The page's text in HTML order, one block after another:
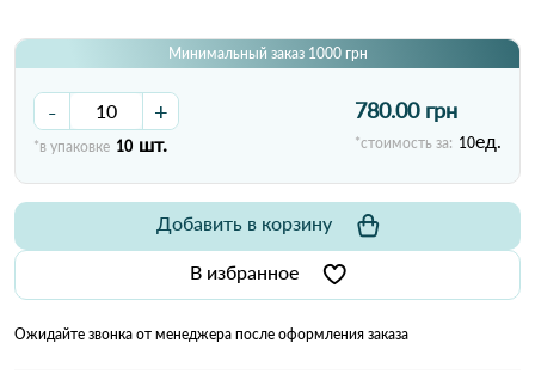
Минимальный заказ 1000 грн
- +
*в упаковке 10 шт.
780.00 грн
*стоимость за: 10ед.
В избранное
Добавить в корзину
Ожидайте звонка от менеджера после оформления заказа